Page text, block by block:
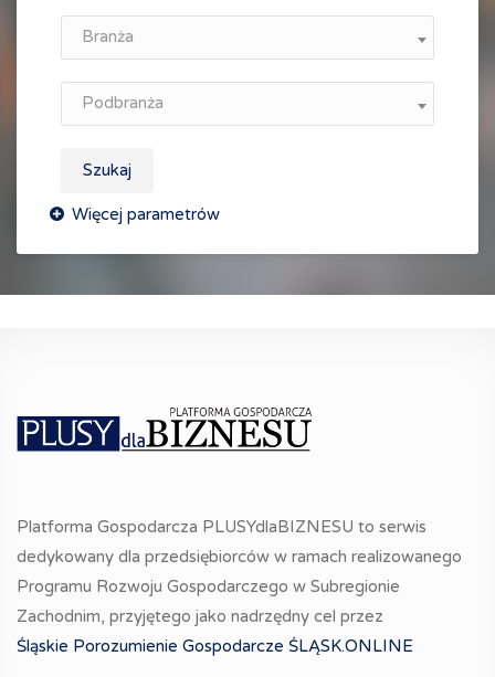
Branża
Podbranża
Szukaj
Platforma Gospodarcza PLUSYdlaBIZNESU to serwis
dedykowany dla przedsiębiorców w ramach realizowanego
Programu Rozwoju Gospodarczego w Subregionie
Zachodnim, przyjętego jako nadrzędny cel przez
Śląskie Porozumienie Gospodarcze ŚLĄSK.ONLINE